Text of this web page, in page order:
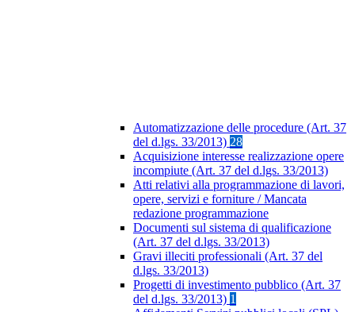
Automatizzazione delle procedure (Art. 37
del d.lgs. 33/2013) 28
Acquisizione interesse realizzazione opere
incompiute (Art. 37 del d.lgs. 33/2013)
Atti relativi alla programmazione di lavori,
opere, servizi e forniture / Mancata
redazione programmazione
Documenti sul sistema di qualificazione
(Art. 37 del d.lgs. 33/2013)
Gravi illeciti professionali (Art. 37 del
d.lgs. 33/2013)
Progetti di investimento pubblico (Art. 37
del d.lgs. 33/2013) 1